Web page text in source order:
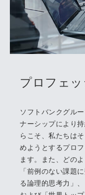
プロフェッ
ソフトバンクグル
ナーシップにより
らこそ、私たちは
めようとするプロ
ます。また、どの
「前例のない課題
る論理的思考力」